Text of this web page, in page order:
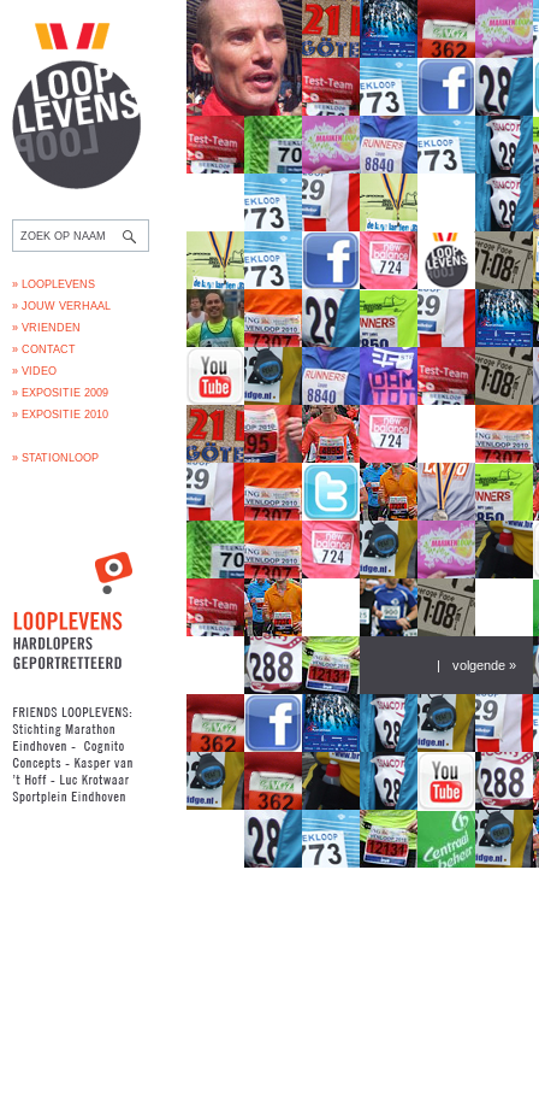
» LOOPLEVENS
» JOUW VERHAAL
» VRIENDEN
» CONTACT
» VIDEO
» EXPOSITIE 2009
» EXPOSITIE 2010
» STATIONLOOP
| volgende »